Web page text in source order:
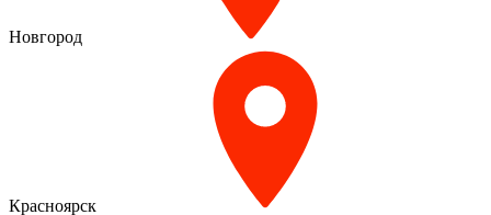
Новгород
Красноярск